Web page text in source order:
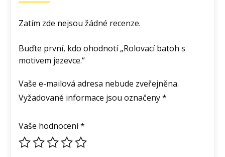
Zatím zde nejsou žádné recenze.
Buďte první, kdo ohodnotí „Rolovací batoh s
motivem jezevce.“
Vaše e-mailová adresa nebude zveřejněna.
Vyžadované informace jsou označeny*
Vaše hodnocení*